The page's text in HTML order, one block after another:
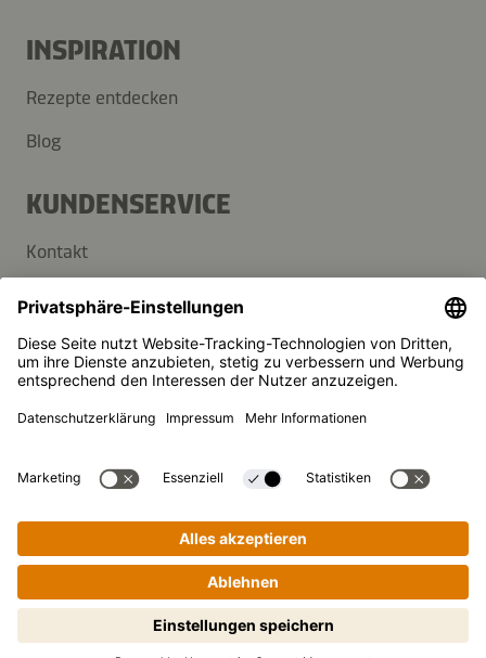
Schritt-für-Schritt-Kochen leicht
gemacht! Zum Starten antippen.
INSPIRATION
Rezepte entdecken
Blog
KUNDENSERVICE
Kontakt
FAQ
Presse
Kikkoman ist ein eingetragenes Warenzeichen der Kikkoman
© Kikkoman Trading Europe GmbH 2023 – 2026
Theodorstraße 180, 40472 Düsseldorf, Germany
Privatsphäre-Einstellungen
Datenschutzerklärung
Impressum